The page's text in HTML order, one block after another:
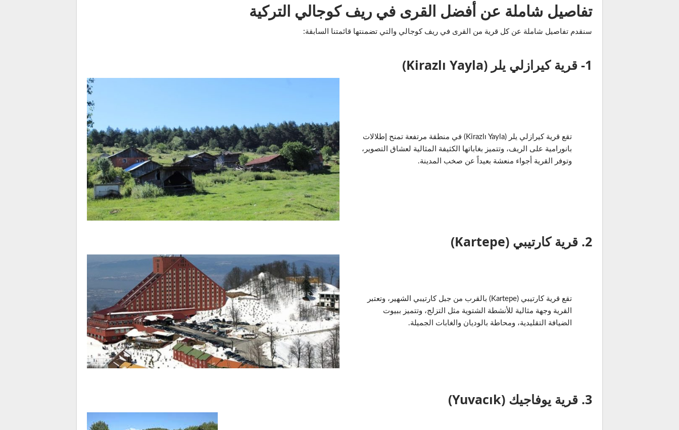
تفاصيل شاملة عن أفضل القرى في ريف كوجالي التركية
سنقدم تفاصيل شاملة عن كل قرية من القرى في ريف كوجالي والتي تضمنتها قائمتنا السابقة:
1- قرية كيرازلي يلر (Kirazlı Yayla)
تقع قرية كيرازلي يلر (Kirazlı Yayla) في منطقة مرتفعة تمنح إطلالات
بانورامية على الريف، وتتميز بغاباتها الكثيفة المثالية لعشاق التصوير،
وتوفر القرية أجواء منعشة بعيداً عن صخب المدينة.
2. قرية كارتيبي (Kartepe)
تقع قرية كارتيبي (Kartepe) بالقرب من جبل كارتيبي الشهير، وتعتبر
القرية وجهة مثالية للأنشطة الشتوية مثل التزلج، وتتميز ببيوت
الضيافة التقليدية، ومحاطة بالوديان والغابات الجميلة.
3. قرية يوفاجيك (Yuvacık)